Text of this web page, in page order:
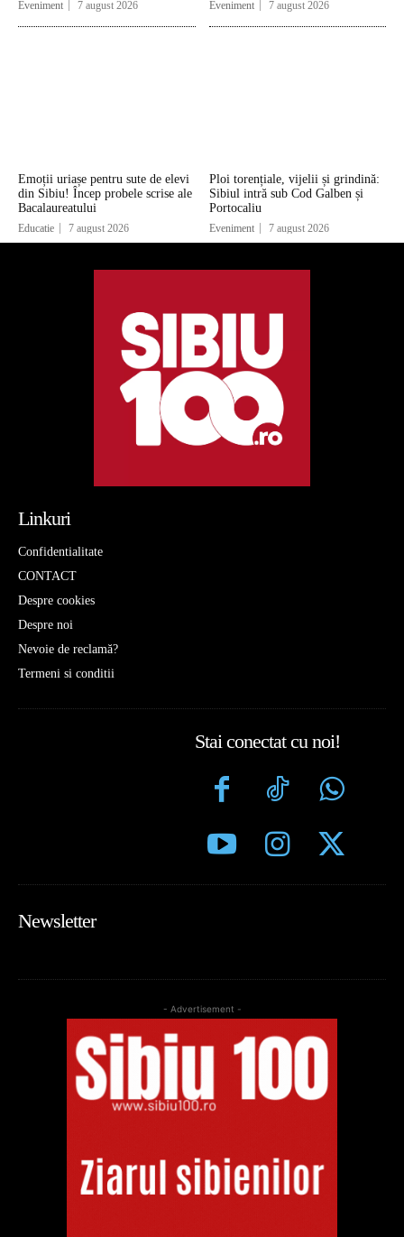
Eveniment 7 august 2026 Eveniment 7 august 2026
Emoții uriașe pentru sute de elevi
din Sibiu! Încep probele scrise ale
Bacalaureatului
Educatie 7 august 2026
Ploi torențiale, vijelii și grindină:
Sibiul intră sub Cod Galben și
Portocaliu
Eveniment 7 august 2026
Linkuri
Confidentialitate
CONTACT
Despre cookies
Despre noi
Nevoie de reclamă?
Termeni si conditii
Stai conectat cu noi!
Newsletter
- Advertisement -